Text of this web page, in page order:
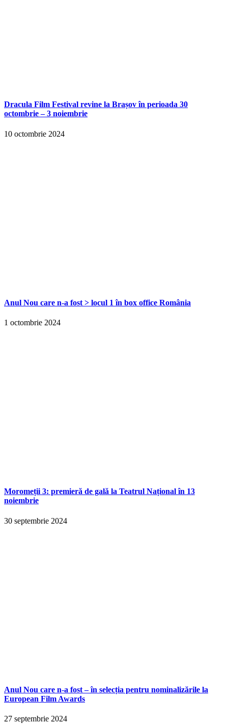
Dracula Film Festival revine la Brașov în perioada 30
octombrie – 3 noiembrie
10 octombrie 2024
Anul Nou care n-a fost > locul 1 în box office România
1 octombrie 2024
Moromeții 3: premieră de gală la Teatrul Național în 13
noiembrie
30 septembrie 2024
Anul Nou care n-a fost – în selecția pentru nominalizările la
European Film Awards
27 septembrie 2024